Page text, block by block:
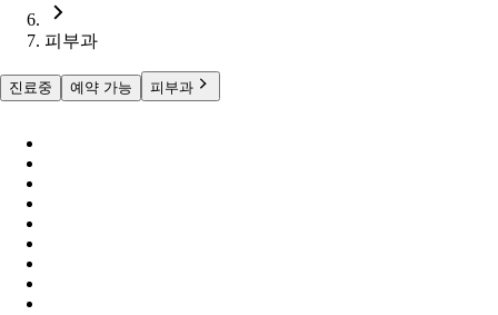
피부과
진료중 예약 가능 피부과